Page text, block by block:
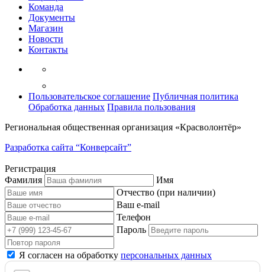
Команда
Документы
Магазин
Новости
Контакты
Пользовательское соглашение Публичная политика
Обработка данных Правила пользования
Региональная общественная организация «Красволонтёр»
Разработка сайта “Конверсайт”
Регистрация
Фамилия
Имя
Отчество (при наличии)
Ваш e-mail
Телефон
Пароль
Я согласен на обработку персональных данных